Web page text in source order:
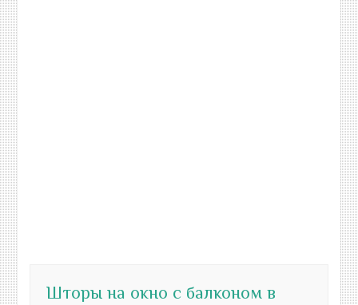
Шторы на окно с балконом в